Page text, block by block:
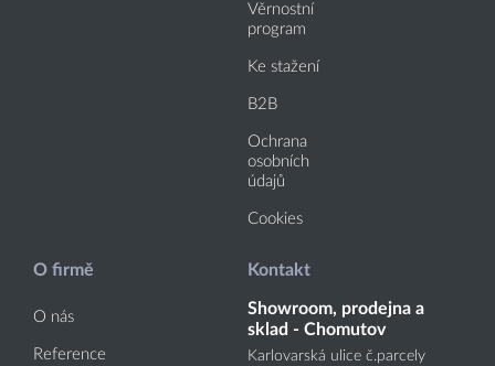
Věrnostní
program
Ke stažení
B2B
Ochrana
osobních
údajů
Cookies
O firmě
O nás
Reference
Kontakt
Showroom, prodejna a
sklad - Chomutov
Karlovarská ulice č.parcely